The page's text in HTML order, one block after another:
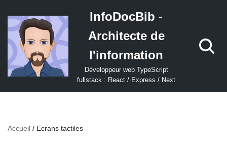
Aller
au
contenu
InfoDocBib -
Architecte de
l'information
Développeur web TypeScript
fullstack : React / Express / Next
Accueil / Ecrans tactiles